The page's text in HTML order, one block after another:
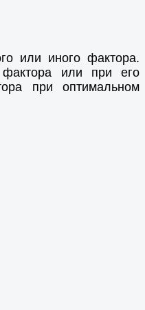
или иного фактора.
фактора или при его
при оптимальном